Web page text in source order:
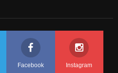
Facebook Instagram